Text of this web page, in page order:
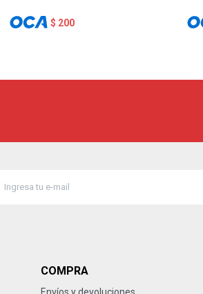
$ 200
COMPRA
Envíos y devoluciones